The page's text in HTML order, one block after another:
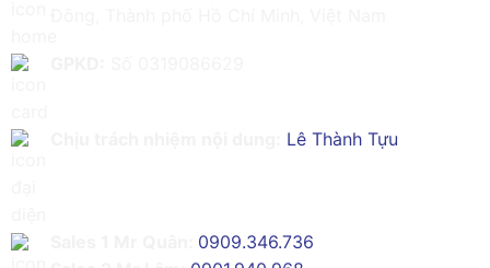
Lê Thành Tựu
0909.346.736